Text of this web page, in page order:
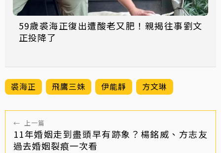
59歲裘海正復出遭酸老又肥！親揭往事劉文
正投降了
裘海正 飛鷹三姝 伊能靜 方文琳
← 上一篇
11年婚姻走到盡頭早有跡象？楊銘威、方志友
過去婚姻裂痕一次看